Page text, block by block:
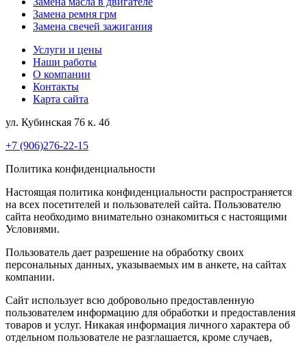
Замена ремня грм
Замена свечей зажигания
Услуги и цены
Наши работы
О компании
Контакты
Карта сайта
ул. Кубинская 76 к. 4б
+7 (906)276-22-15
Политика конфиденциальности
Настоящая политика конфиденциальности распространяется
на всех посетителей и пользователей сайта. Пользователю
сайта необходимо внимательно ознакомиться с настоящими
Условиями.
Пользователь дает разрешение на обработку своих
персональных данных, указываемых им в анкете, на сайтах
компании.
Сайт использует всю добровольно предоставленную
пользователем информацию для обработки и предоставления
товаров и услуг. Никакая информация личного характера об
отдельном пользователе не разглашается, кроме случаев,